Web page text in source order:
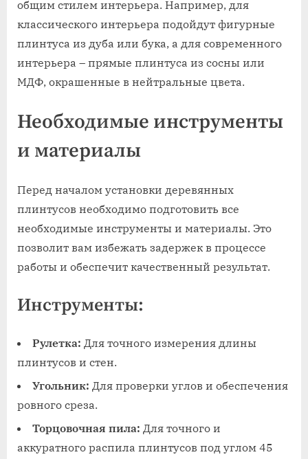
общим стилем интерьера. Например, для
классического интерьера подойдут фигурные
плинтуса из дуба или бука, а для современного
интерьера – прямые плинтуса из сосны или
МДФ, окрашенные в нейтральные цвета.
Необходимые инструменты
и материалы
Перед началом установки деревянных
плинтусов необходимо подготовить все
необходимые инструменты и материалы. Это
позволит вам избежать задержек в процессе
работы и обеспечит качественный результат.
Инструменты:
Рулетка: Для точного измерения длины
плинтусов и стен.
Угольник: Для проверки углов и обеспечения
ровного среза.
Торцовочная пила: Для точного и
аккуратного распила плинтусов под углом 45